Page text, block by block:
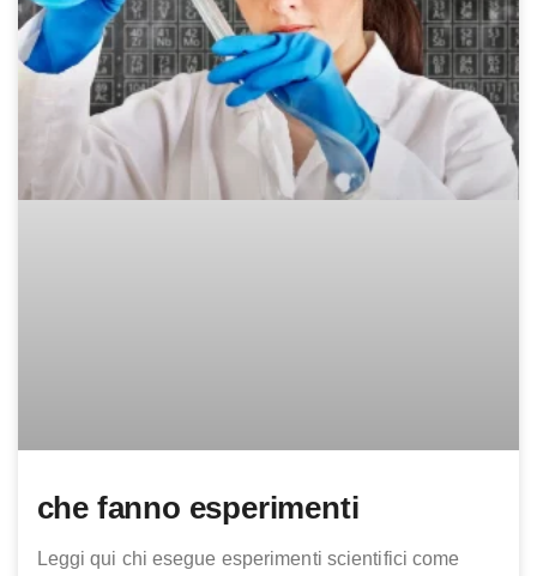
che fanno esperimenti
Leggi qui chi esegue esperimenti scientifici come